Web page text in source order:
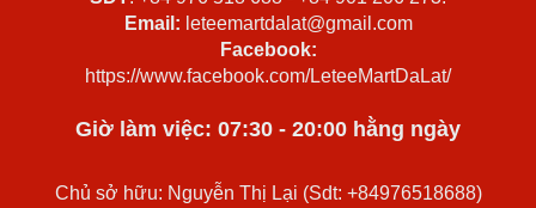
Email: leteemartdalat@gmail.com
Facebook:
https://www.facebook.com/LeteeMartDaLat/
Giờ làm việc: 07:30 - 20:00 hằng ngày
Chủ sở hữu: Nguyễn Thị Lại (Sdt: +84976518688)